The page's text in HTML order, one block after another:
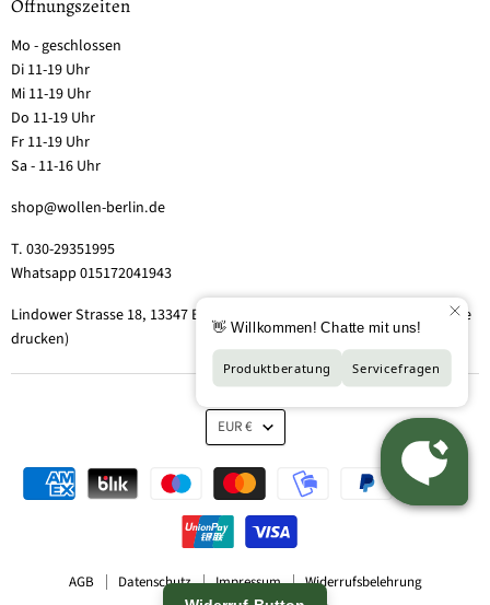
Öffnungszeiten
Mo - geschlossen
Di 11-19 Uhr
Mi 11-19 Uhr
Do 11-19 Uhr
Fr 11-19 Uhr
Sa - 11-16 Uhr
shop@wollen-berlin.de
T. 030-29351995
Whatsapp 015172041943
Lindower Strasse 18, 13347 Berlin-Wedding (Hof 2, Aufgang 5 - Tor bitte
drucken)
AGB Datenschutz Impressum
Widerrufsbelehrung
EUR €